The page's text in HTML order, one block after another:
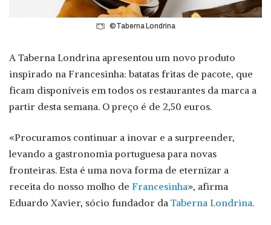
©Taberna Londrina
A Taberna Londrina apresentou um novo produto
inspirado na Francesinha: batatas fritas de pacote, que
ficam disponíveis em todos os restaurantes da marca a
partir desta semana. O preço é de 2,50 euros.
«Procuramos continuar a inovar e a surpreender,
levando a gastronomia portuguesa para novas
fronteiras. Esta é uma nova forma de eternizar a
receita do nosso molho de Francesinha», afirma
Eduardo Xavier, sócio fundador da Taberna Londrina.